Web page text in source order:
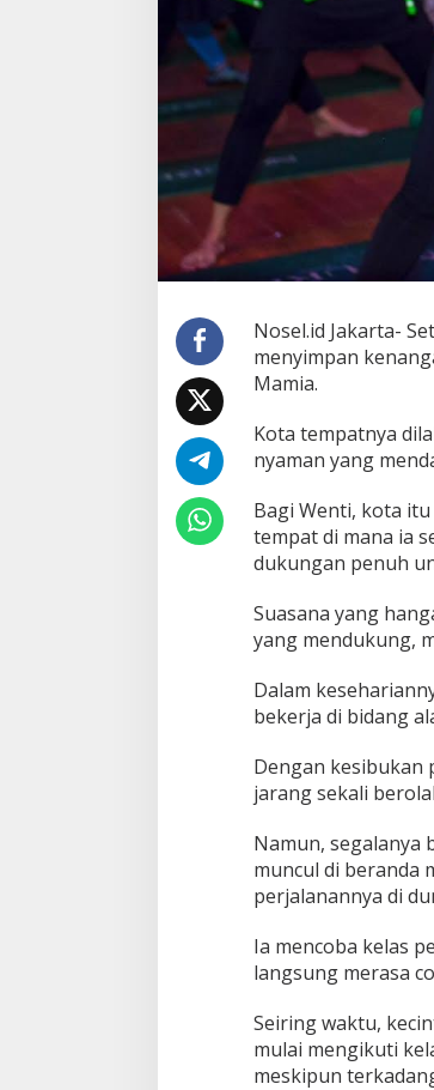
Nosel.id Jakarta-
menyimpan
Mamia.
Kota tempatnya
nyaman yang
Bagi Wenti, kota
tempat di mana ia
dukungan penuh
Suasana yang
yang mendukung,
Dalam
bekerja di bidang
Dengan kesibukan
jarang sekali
Namun, segalanya
muncul di beranda
perjalanannya di
Ia mencoba kelas
langsung merasa
Seiring waktu,
mulai mengikuti
meskipun